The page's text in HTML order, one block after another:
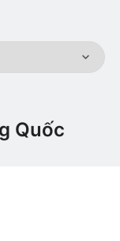
Quốc